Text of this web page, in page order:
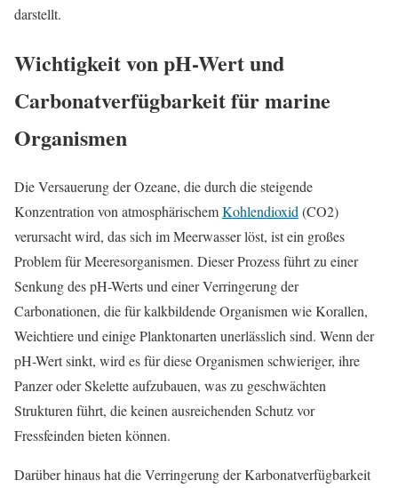
darstellt.
Wichtigkeit von pH-Wert und
Carbonatverfügbarkeit für marine
Organismen
Die Versauerung der Ozeane, die durch die steigende
Konzentration von atmosphärischemKohlendioxid (CO2)
verursacht wird, das sich im Meerwasser löst, ist ein großes
Problem für Meeresorganismen. Dieser Prozess führt zu einer
Senkung des pH-Werts und einer Verringerung der
Carbonationen, die für kalkbildende Organismen wie Korallen,
Weichtiere und einige Planktonarten unerlässlich sind. Wenn der
pH-Wert sinkt, wird es für diese Organismen schwieriger, ihre
Panzer oder Skelette aufzubauen, was zu geschwächten
Strukturen führt, die keinen ausreichenden Schutz vor
Fressfeinden bieten können.
Darüber hinaus hat die Verringerung der Karbonatverfügbarkeit